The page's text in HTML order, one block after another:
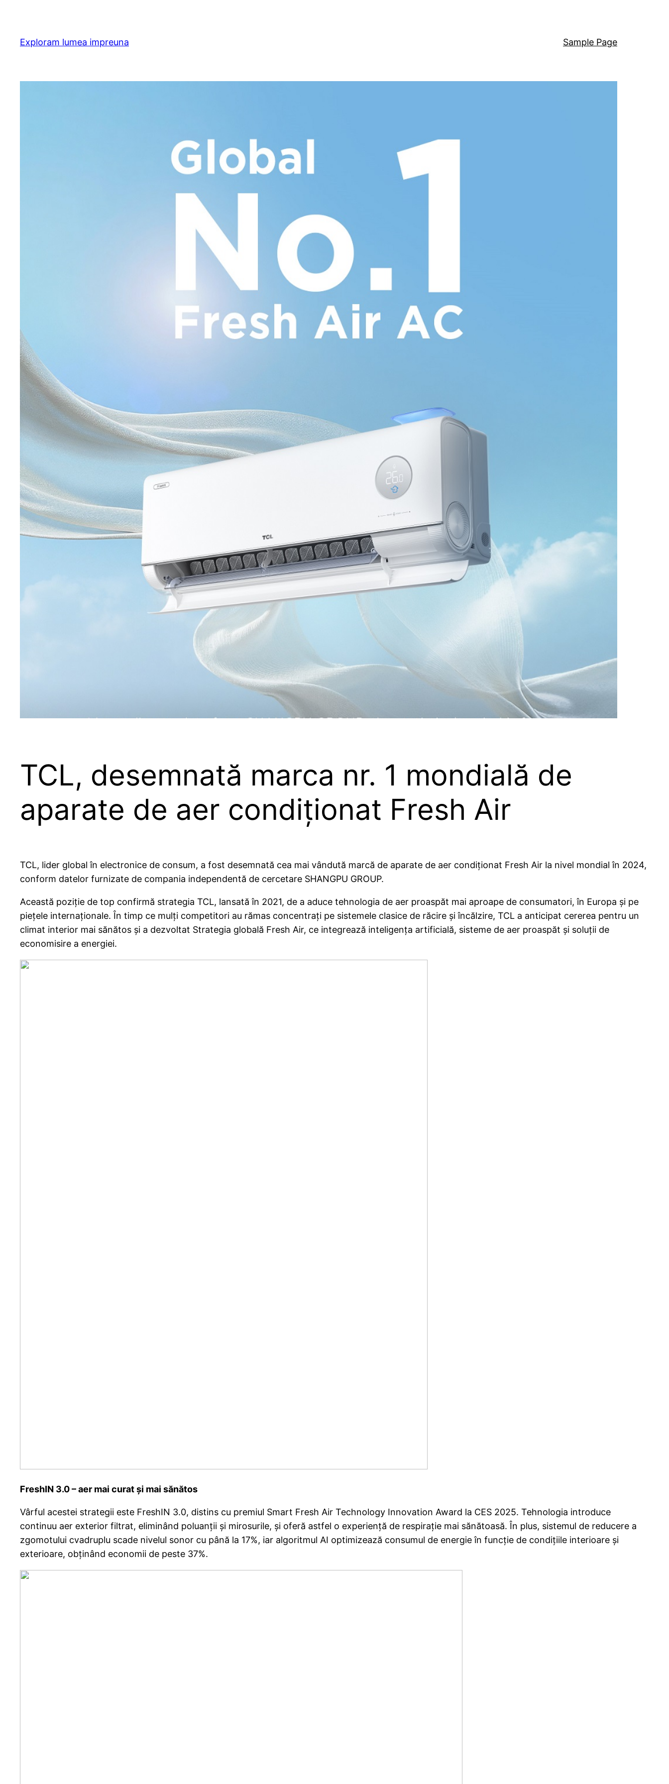
content
Exploram lumea impreuna Sample Page
TCL, desemnată marca nr. 1 mondială de
aparate de aer condiționat Fresh Air
TCL, lider global în electronice de consum, a fost desemnată cea mai vândută marcă de aparate de aer condiționat Fresh Air la nivel mondial în 2024,
conform datelor furnizate de compania independentă de cercetare SHANGPU GROUP.
Această poziție de top confirmă strategia TCL, lansată în 2021, de a aduce tehnologia de aer proaspăt mai aproape de consumatori, în Europa și pe
piețele internaționale. În timp ce mulți competitori au rămas concentrați pe sistemele clasice de răcire și încălzire, TCL a anticipat cererea pentru un
climat interior mai sănătos și a dezvoltat Strategia globală Fresh Air, ce integrează inteligența artificială, sisteme de aer proaspăt și soluții de
economisire a energiei.
FreshIN 3.0 – aer mai curat și mai sănătos
Vârful acestei strategii este FreshIN 3.0, distins cu premiul Smart Fresh Air Technology Innovation Award la CES 2025. Tehnologia introduce
continuu aer exterior filtrat, eliminând poluanții și mirosurile, și oferă astfel o experiență de respirație mai sănătoasă. În plus, sistemul de reducere a
zgomotului cvadruplu scade nivelul sonor cu până la 17%, iar algoritmul AI optimizează consumul de energie în funcție de condițiile interioare și
exterioare, obținând economii de peste 37%.